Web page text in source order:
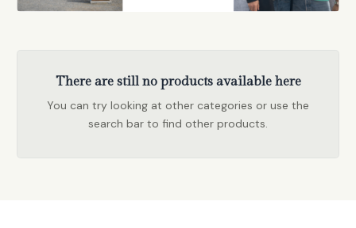
There are still no products available here
You can try looking at other categories or use the
search bar to find other products.